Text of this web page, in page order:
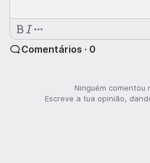
Comentários · 0
Ninguém comentou
Escreve a tua opinião,